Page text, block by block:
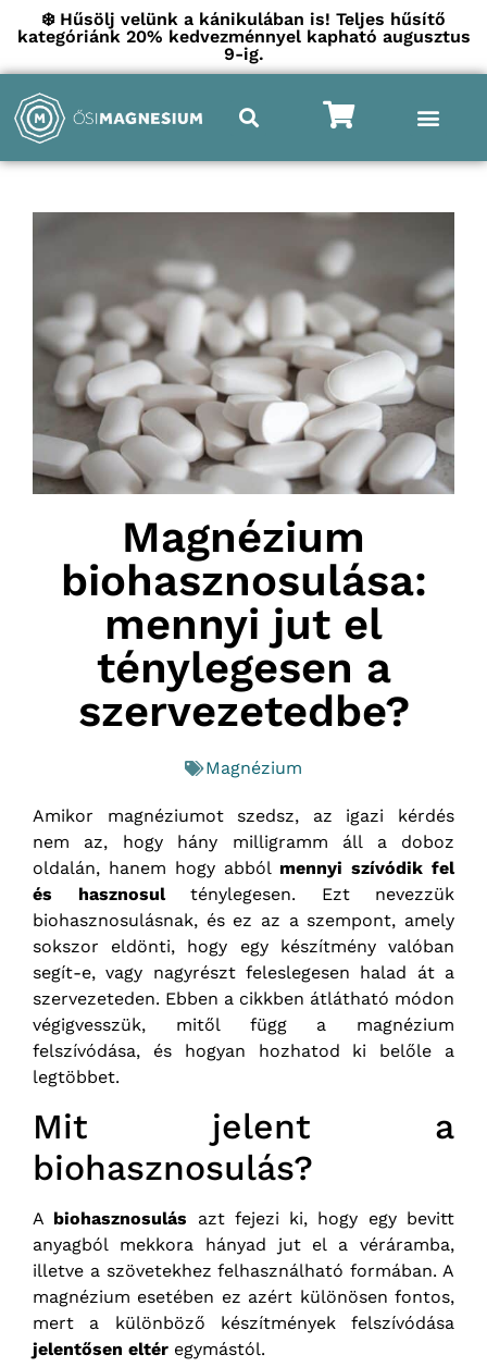
❄️ Hűsölj velünk a kánikulában is! Teljes hűsítő
kategóriánk 20% kedvezménnyel kapható augusztus
9-ig.
Magnézium
biohasznosulása:
mennyi jut el
ténylegesen a
szervezetedbe?
Magnézium
Amikor magnéziumot szedsz, az igazi kérdés
nem az, hogy hány milligramm áll a doboz
oldalán, hanem hogy abból mennyi szívódik fel
és hasznosulténylegesen. Ezt nevezzük
biohasznosulásnak, és ez az a szempont, amely
sokszor eldönti, hogy egy készítmény valóban
segít-e, vagy nagyrészt feleslegesen halad át a
szervezeteden. Ebben a cikkben átlátható módon
végigvesszük, mitől függ a magnézium
felszívódása, és hogyan hozhatod ki belőle a
legtöbbet.
Mit jelent a
biohasznosulás?
A biohasznosulás azt fejezi ki, hogy egy bevitt
anyagból mekkora hányad jut el a véráramba,
illetve a szövetekhez felhasználható formában. A
magnézium esetében ez azért különösen fontos,
mert a különböző készítmények felszívódása
jelentősen eltér egymástól.